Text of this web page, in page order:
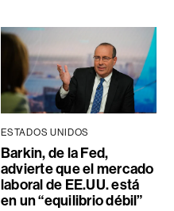
ESTADOS UNIDOS
Barkin, de la Fed,
advierte que el mercado
laboral de EE.UU. está
en un “equilibrio débil”